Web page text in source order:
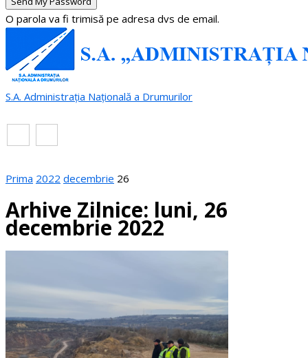
O parola va fi trimisă pe adresa dvs de email.
S.A. Administrația Națională a Drumurilor
Prima 2022 decembrie 26
Arhive Zilnice: luni, 26
decembrie 2022